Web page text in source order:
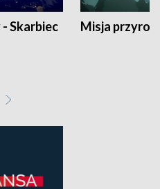
Skarbiec
Misja